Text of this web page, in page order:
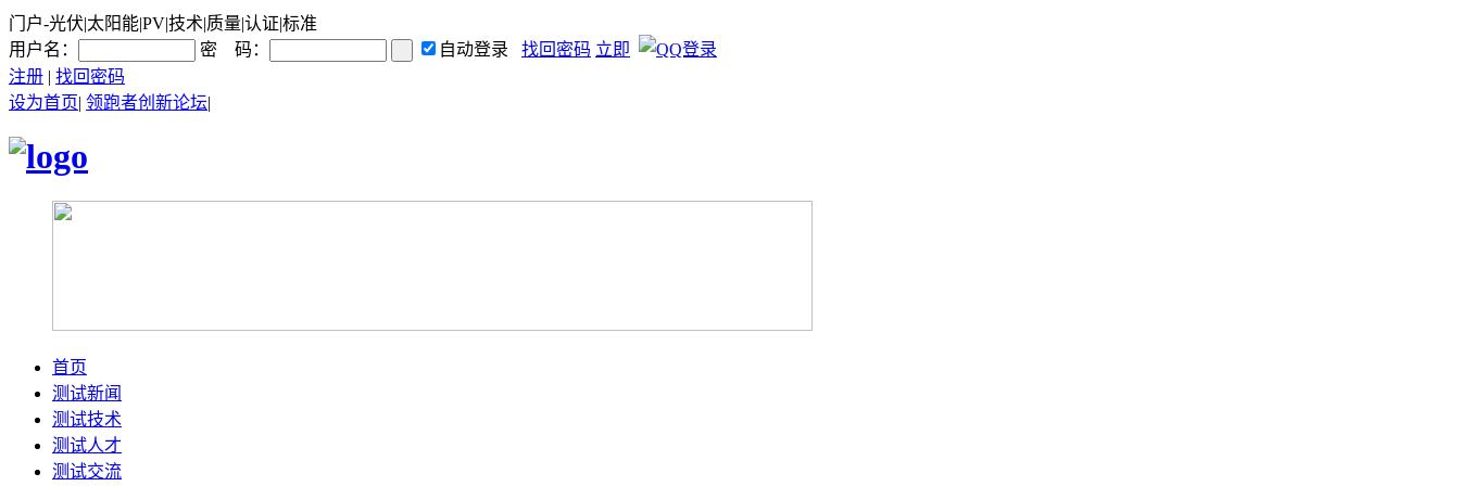
门户-光伏|太阳能|PV|技术|质量|认证|标准
用户名：
密 码： 自动登录 找回密码 立即
注册 | 找回密码
设为首页| 领跑者创新论坛|
首页
测试新闻
测试技术
测试人才
测试交流